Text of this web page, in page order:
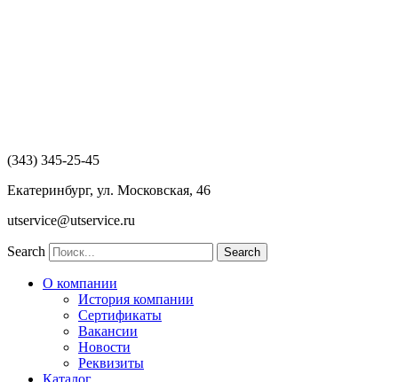
(343) 345-25-45
Екатеринбург, ул. Московская, 46
utservice@utservice.ru
Search Search
О компании
История компании
Сертификаты
Вакансии
Новости
Реквизиты
Каталог